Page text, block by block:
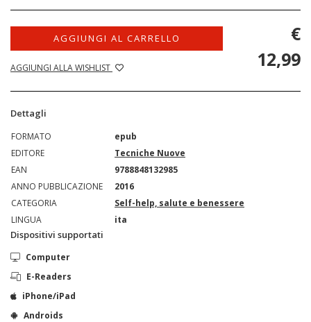
AGGIUNGI AL CARRELLO
AGGIUNGI ALLA WISHLIST
€
12,99
Dettagli
FORMATO
epub
EDITORE
Tecniche Nuove
EAN
9788848132985
ANNO PUBBLICAZIONE
2016
CATEGORIA
Self-help, salute e benessere
LINGUA
ita
Dispositivi supportati
Computer
E-Readers
iPhone/iPad
Androids